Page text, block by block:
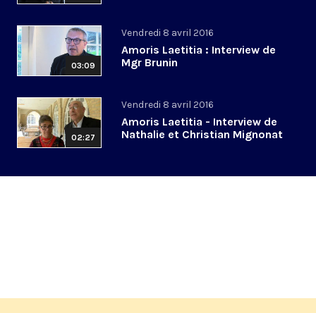
03:09
Vendredi 8 avril 2016
Amoris Laetitia : Interview de
Mgr Brunin
02:27
Vendredi 8 avril 2016
Amoris Laetitia - Interview de
Nathalie et Christian Mignonat